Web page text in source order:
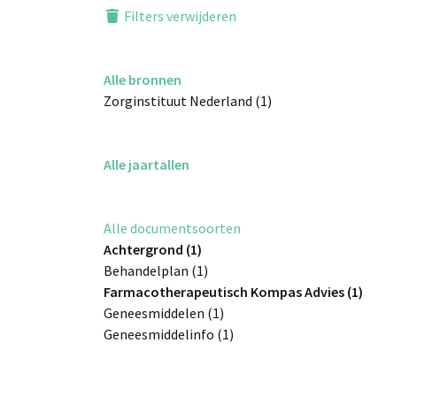
Filters verwijderen
Alle bronnen
Zorginstituut Nederland (1)
Alle jaartallen
Alle documentsoorten
Achtergrond (1)
Behandelplan (1)
Farmacotherapeutisch Kompas Advies (1)
Geneesmiddelen (1)
Geneesmiddelinfo (1)